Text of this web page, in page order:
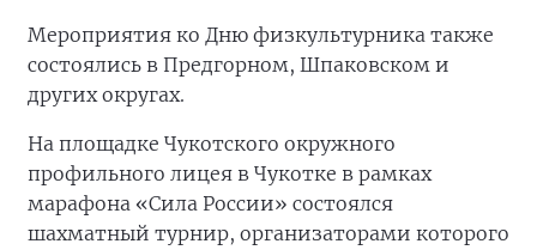
Мероприятия ко Дню физкультурника также
состоялись в Предгорном, Шпаковском и
других округах.
На площадке Чукотского окружного
профильного лицея в Чукотке в рамках
марафона «Сила России» состоялся
шахматный турнир, организаторами которого